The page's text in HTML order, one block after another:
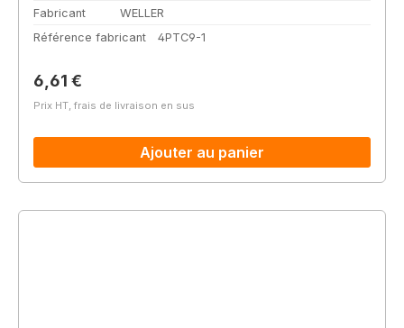
Fabricant
WELLER
Référence fabricant
4PTC9-1
Prix régulier :
6,61 €
Prix HT, frais de livraison en sus
Ajouter au panier